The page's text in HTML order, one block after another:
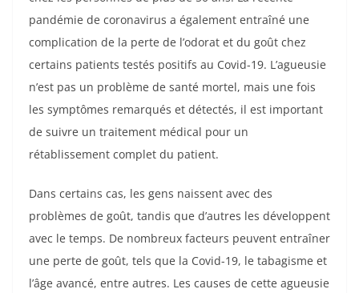
pandémie de coronavirus a également entraîné une
complication de la perte de l’odorat et du goût chez
certains patients testés positifs au Covid-19. L’agueusie
n’est pas un problème de santé mortel, mais une fois
les symptômes remarqués et détectés, il est important
de suivre un traitement médical pour un
rétablissement complet du patient.
Dans certains cas, les gens naissent avec des
problèmes de goût, tandis que d’autres les développent
avec le temps. De nombreux facteurs peuvent entraîner
une perte de goût, tels que la Covid-19, le tabagisme et
l’âge avancé, entre autres. Les causes de cette agueusie